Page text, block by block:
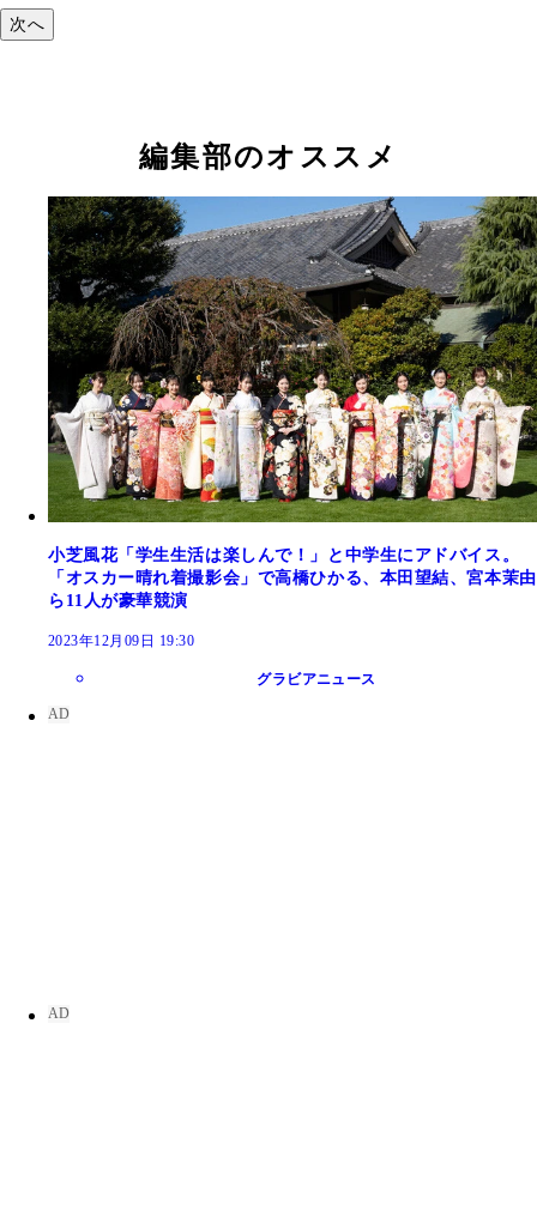
次へ
編集部のオススメ
小芝風花「学生生活は楽しんで！」と中学生にアドバイス。
「オスカー晴れ着撮影会」で高橋ひかる、本田望結、宮本茉由
ら11人が豪華競演
2023年12月09日 19:30
グラビアニュース